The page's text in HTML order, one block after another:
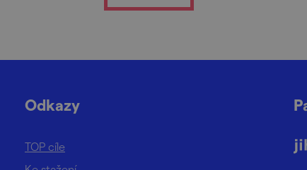
Odkazy
TOP cíle